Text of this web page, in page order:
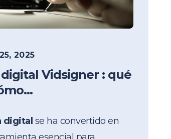
2025
Vidsigner : qué
digital se ha convertido en